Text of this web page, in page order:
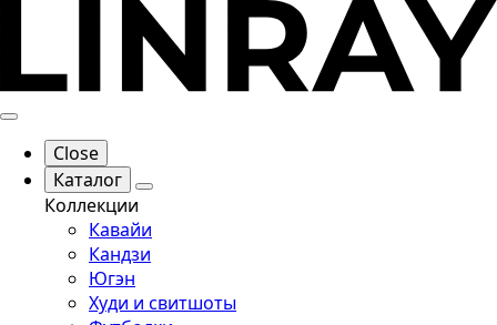
Close
Каталог
Коллекции
Кавайи
Кандзи
Югэн
Худи и свитшоты